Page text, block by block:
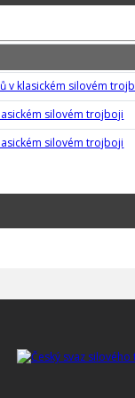
v klasickém silovém
silovém trojboji
silovém trojboji